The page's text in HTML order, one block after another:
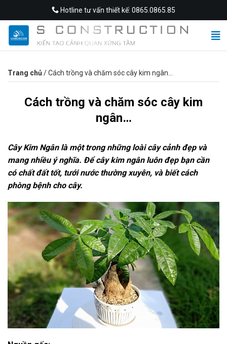
to
content
Hotline tư vấn thiết kế: 0865.0865.85
Trang chủ /Cách trồng và chăm sóc cây kim ngân…
Cách trồng và chăm sóc cây kim
ngân…
Cây Kim Ngân là một trong những loài cây cảnh đẹp và
mang nhiều ý nghĩa. Để cây kim ngân luôn đẹp bạn cần
có chất đất tốt, tưới nước thường xuyên, và biết cách
phòng bệnh cho cây.